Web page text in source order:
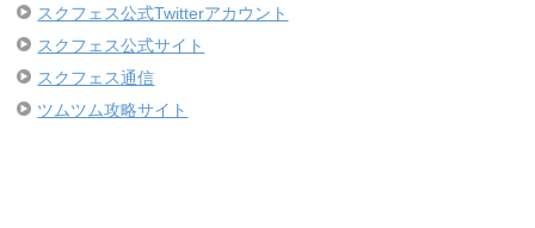
スクフェス公式Twitterアカウント
スクフェス公式サイト
スクフェス通信
ツムツム攻略サイト